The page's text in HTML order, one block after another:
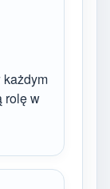
każdym
rolę w